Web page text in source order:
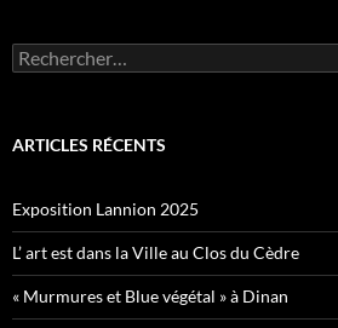
Rechercher :
ARTICLES RÉCENTS
Exposition Lannion 2025
L’ art est dans la Ville au Clos du Cèdre
« Murmures et Blue végétal » à Dinan